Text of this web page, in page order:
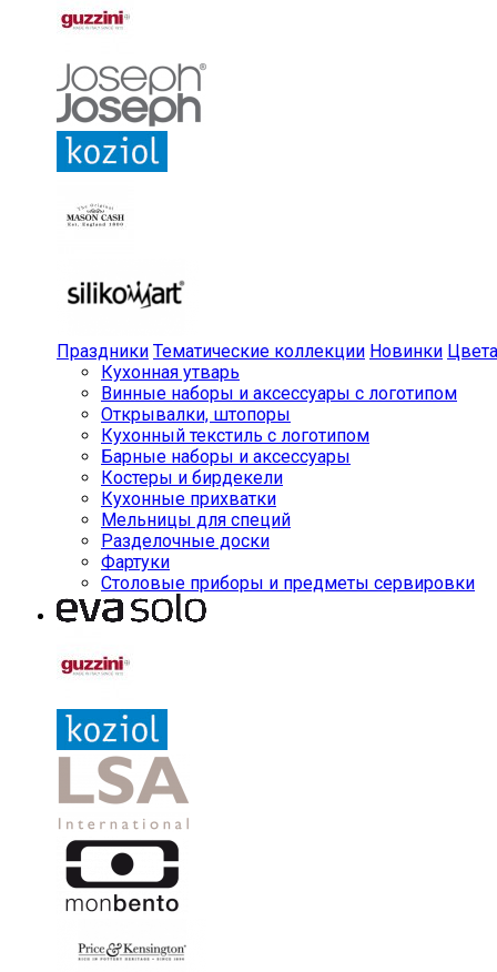
Праздники Тематические коллекции Новинки Цвета
Кухонная утварь
Винные наборы и аксессуары с логотипом
Открывалки, штопоры
Кухонный текстиль с логотипом
Барные наборы и аксессуары
Костеры и бирдекели
Кухонные прихватки
Мельницы для специй
Разделочные доски
Фартуки
Столовые приборы и предметы сервировки